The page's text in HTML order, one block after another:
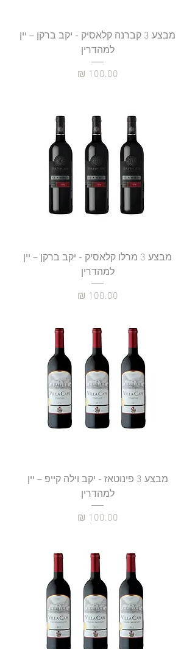
מבצע 3 קברנה קלאסיק - יקב ברקן – יין
למהדרין
מחיר
מבצע 3 מרלו קלאסיק - יקב ברקן – יין
למהדרין
מחיר
מבצע 3 פינוטאז - יקב וילה קייפ – יין
למהדרין
מחיר